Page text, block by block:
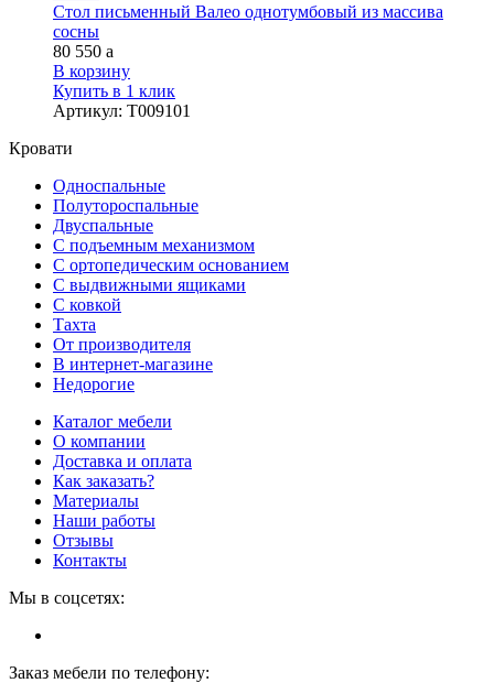
Стол письменный Валео однотумбовый из массива
сосны
80 550 a
В корзину
Купить в 1 клик
Артикул: Т009101
Кровати
Односпальные
Полутороспальные
Двуспальные
С подъемным механизмом
С ортопедическим основанием
С выдвижными ящиками
С ковкой
Тахта
От производителя
В интернет-магазине
Недорогие
Каталог мебели
О компании
Доставка и оплата
Как заказать?
Материалы
Наши работы
Отзывы
Контакты
Мы в соцсетях:
Заказ мебели по телефону: